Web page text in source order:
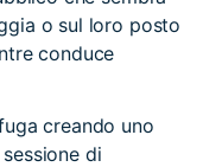
o sul loro posto
conduce
creando uno
di